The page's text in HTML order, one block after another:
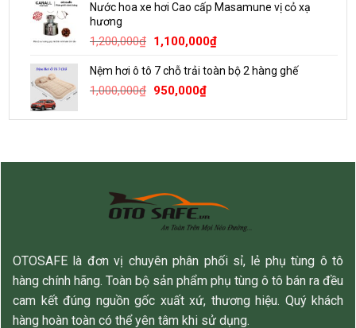
2,600,000₫.là:
Nước hoa xe hơi Cao cấp Masamune vị cỏ xạ
hương
1,200,000₫ Giá
là:
1,200,000₫.
1,100,000₫Giá
tại
Nệm hơi ô tô 7 chỗ trải toàn bộ 2 hàng ghế
1,000,000₫ Giá
là:
950,000₫Giá
tại
OTOSAFE là đơn vị chuyên phân phối sỉ, lẻ phụ tùng ô tô
hàng chính hãng. Toàn bộ sản phẩm phụ tùng ô tô bán ra đều
cam kết đúng nguồn gốc xuất xứ, thương hiệu. Quý khách
hàng hoàn toàn có thể yên tâm khi sử dụng.